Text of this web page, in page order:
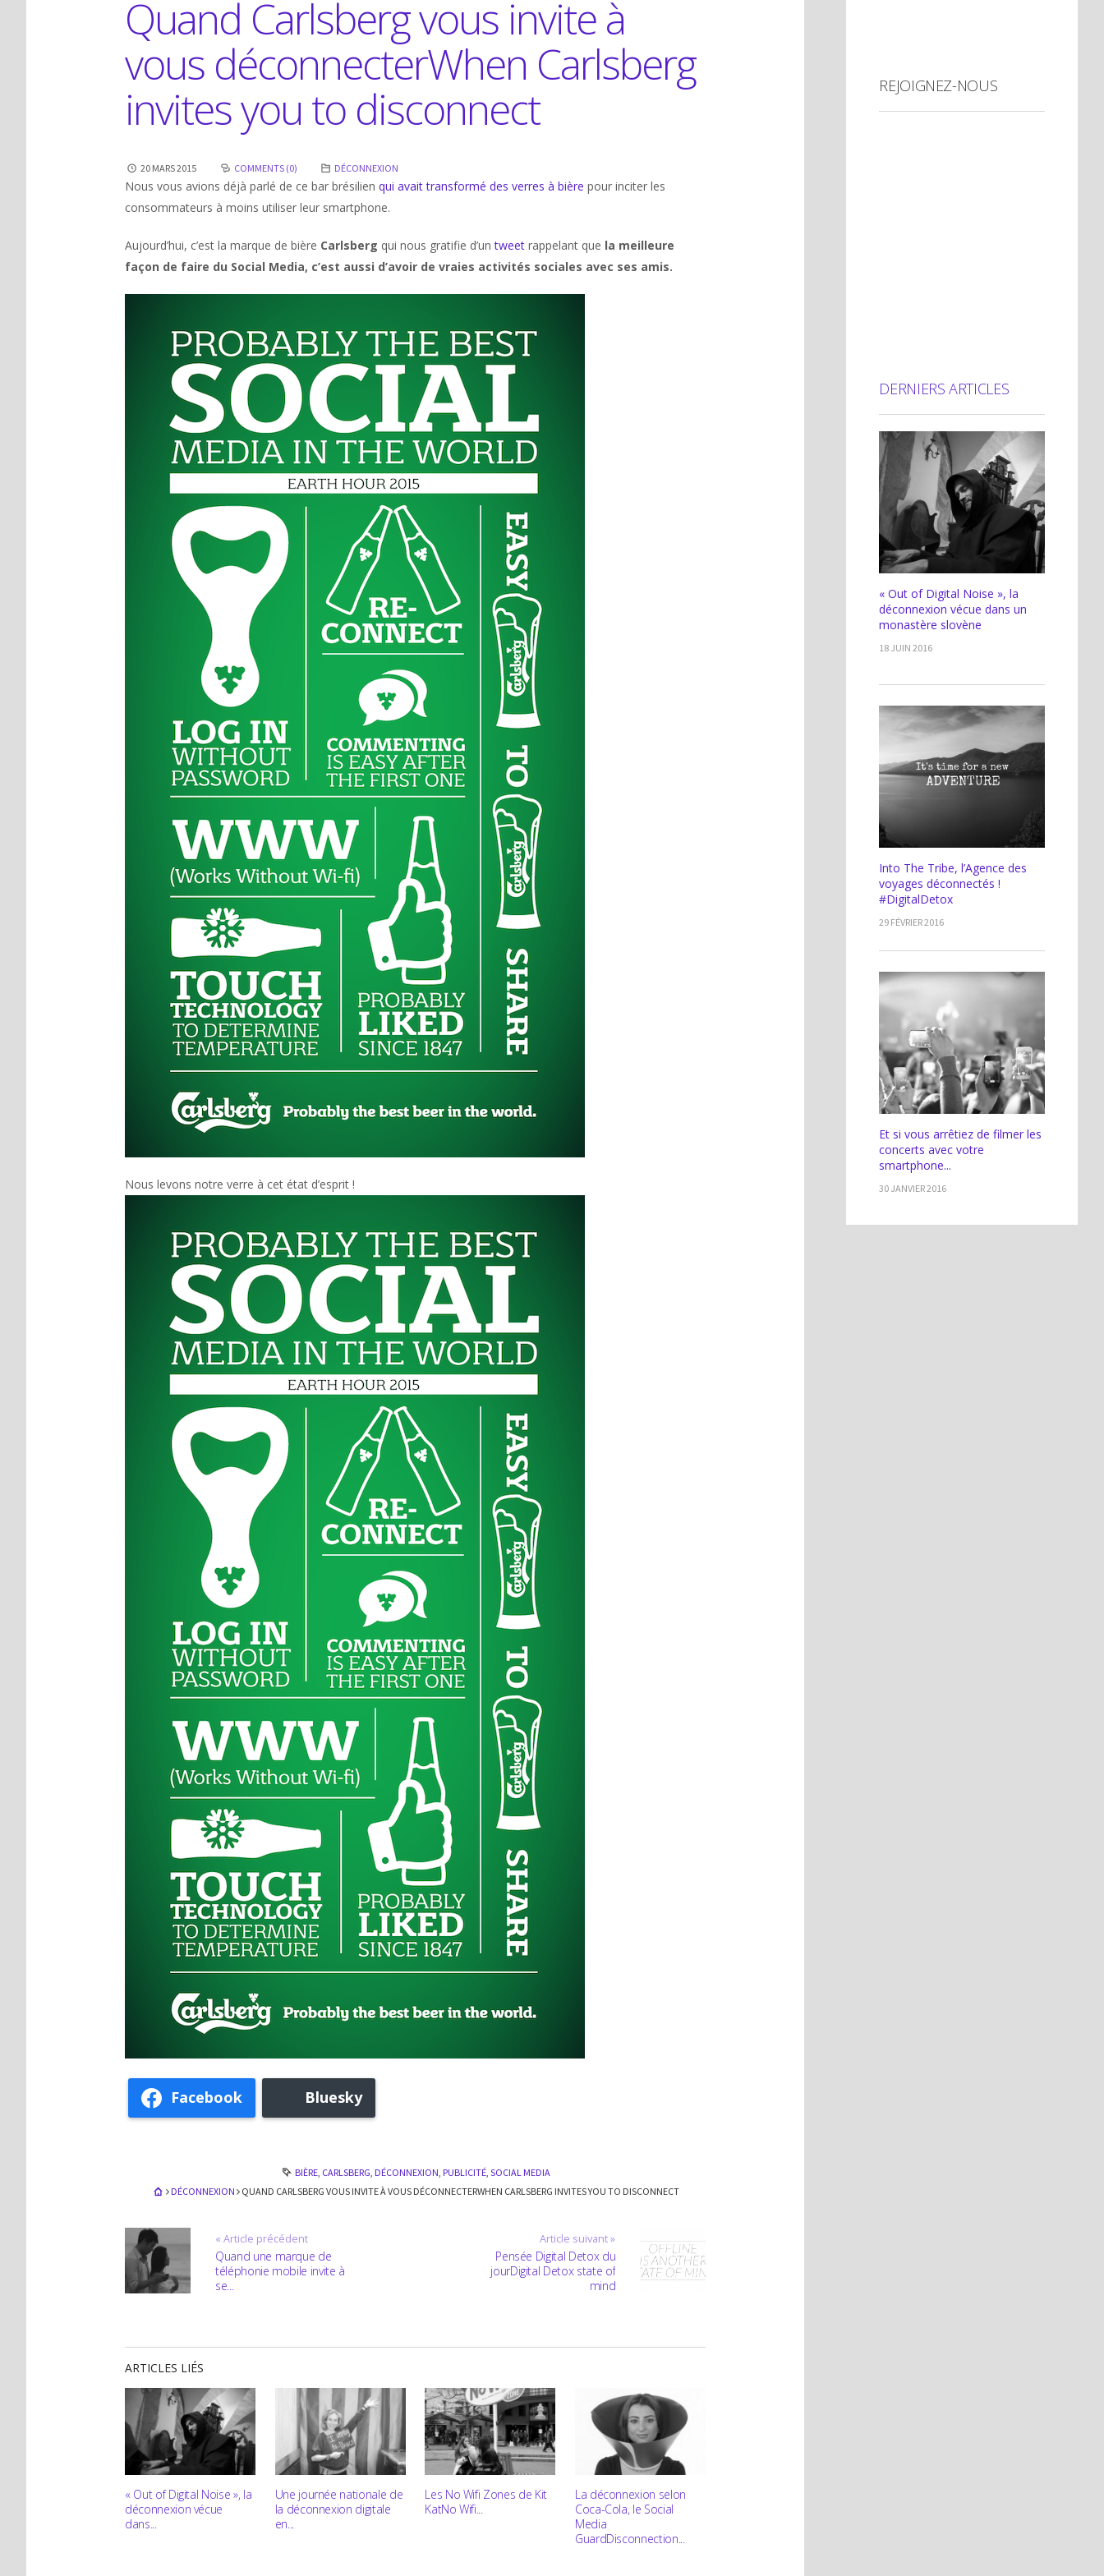
Quand Carlsberg vous invite à
vous déconnecterWhen Carlsberg
invites you to disconnect
20 MARS 2015 COMMENTS (0) DÉCONNEXION
Nous vous avions déjà parlé de ce bar brésilien qui avait transformé des verres à bière pour inciter les
consommateurs à moins utiliser leur smartphone.
Aujourd’hui, c’est la marque de bière Carlsberg qui nous gratifie d’untweet rappelant que la meilleure
façon de faire du Social Media, c’est aussi d’avoir de vraies activités sociales avec ses amis.
Nous levons notre verre à cet état d’esprit !
Facebook Bluesky
BIÈRE CARLSBERG DÉCONNEXION PUBLICITÉ ,SOCIAL MEDIA
DÉCONNEXION
QUAND CARLSBERG VOUS INVITE À VOUS DÉCONNECTERWHEN CARLSBERG INVITES YOU TO DISCONNECT
« Article précédent
Quand une marque de
téléphonie mobile invite à
se...
Article suivant »
Pensée Digital Detox du
jourDigital Detox state of
mind
ARTICLES LIÉS
« Out of Digital Noise », la
déconnexion vécue
dans...
Une journée nationale de
la déconnexion digitale
en...
Les No Wifi Zones de Kit
KatNo Wifi...
La déconnexion selon
Coca-Cola, le Social
Media
GuardDisconnection...
REJOIGNEZ-NOUS
DERNIERS ARTICLES
« Out of Digital Noise », la
déconnexion vécue dans un
monastère slovène
18 JUIN 2016
Into The Tribe, l’Agence des
voyages déconnectés !
#DigitalDetox
29 FÉVRIER 2016
Et si vous arrêtiez de filmer les
concerts avec votre
smartphone...
30 JANVIER 2016